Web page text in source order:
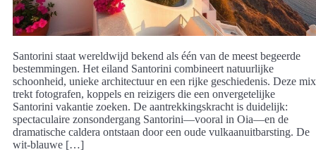
Santorini staat wereldwijd bekend als één van de meest begeerde
bestemmingen. Het eiland Santorini combineert natuurlijke
schoonheid, unieke architectuur en een rijke geschiedenis. Deze mix
trekt fotografen, koppels en reizigers die een onvergetelijke
Santorini vakantie zoeken. De aantrekkingskracht is duidelijk:
spectaculaire zonsondergang Santorini—vooral in Oia—en de
dramatische caldera ontstaan door een oude vulkaanuitbarsting. De
wit-blauwe […]